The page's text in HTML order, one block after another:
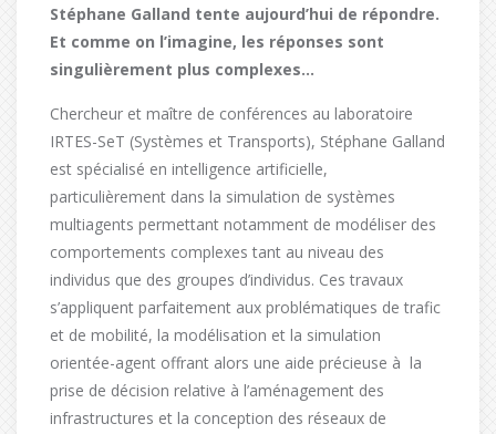
Stéphane Galland tente aujourd’hui de répondre.
Et comme on l’imagine, les réponses sont
singulièrement plus complexes…
Chercheur et maître de conférences au laboratoire
IRTES-SeT (Systèmes et Transports), Stéphane Galland
est spécialisé en intelligence artificielle,
particulièrement dans la simulation de systèmes
multiagents permettant notamment de modéliser des
comportements complexes tant au niveau des
individus que des groupes d’individus. Ces travaux
s’appliquent parfaitement aux problématiques de trafic
et de mobilité, la modélisation et la simulation
orientée-agent offrant alors une aide précieuse à la
prise de décision relative à l’aménagement des
infrastructures et la conception des réseaux de